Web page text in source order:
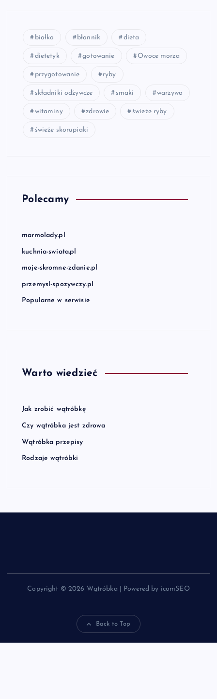
białko błonnik dieta
dietetyk gotowanie Owoce morza
przygotowanie ryby
składniki odżywcze smaki warzywa
witaminy zdrowie świeże ryby
świeże skorupiaki
Polecamy
marmolady.pl
kuchnia-swiata.pl
moje-skromne-zdanie.pl
przemysl-spozywczy.pl
Popularne w serwisie
Warto wiedzieć
Jak zrobić wątróbkę
Czy wątróbka jest zdrowa
Wątróbka przepisy
Rodzaje wątróbki
Copyright © 2026 Wątróbka | Powered by icomSEO
Back to Top